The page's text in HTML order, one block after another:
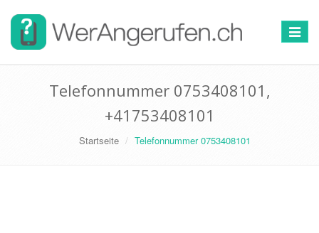
Toggle
Telefonnummer 0753408101,
+41753408101
Startseite Telefonnummer 0753408101